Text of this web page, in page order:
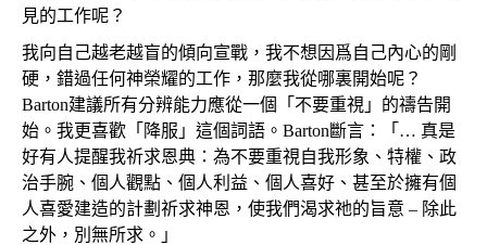
見的工作呢？
我向自己越老越盲的傾向宣戰，我不想因爲自己內心的剛
硬，錯過任何神榮耀的工作，那麼我從哪裏開始呢？
Barton建議所有分辨能力應從一個「不要重視」的禱告開
始。我更喜歡「降服」這個詞語。Barton斷言：「… 真是
好有人提醒我祈求恩典：為不要重視自我形象、特權、政
治手腕、個人觀點、個人利益、個人喜好、甚至於擁有個
人喜愛建造的計劃祈求神恩，使我們渴求祂的旨意 – 除此
之外，別無所求。」